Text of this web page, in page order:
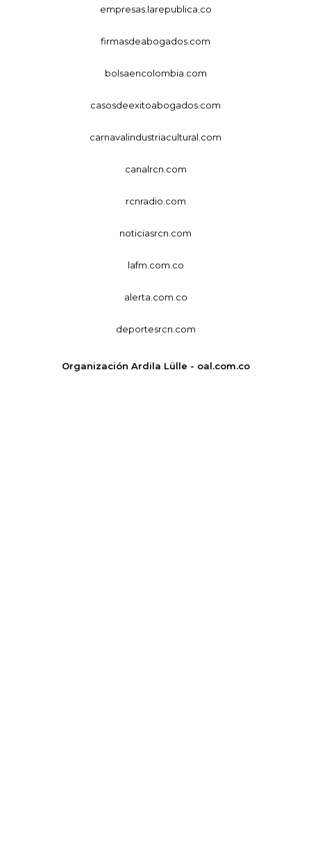
empresas.larepublica.co
firmasdeabogados.com
bolsaencolombia.com
casosdeexitoabogados.com
carnavalindustriacultural.com
canalrcn.com
rcnradio.com
noticiasrcn.com
lafm.com.co
alerta.com.co
deportesrcn.com
Organización Ardila Lülle - oal.com.co